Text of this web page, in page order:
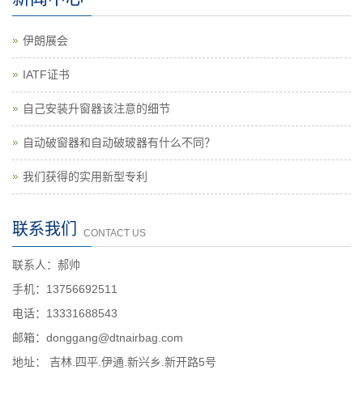
伊朗展会
IATF证书
自己安装升窗器该注意的细节
自动破窗器和自动破玻器有什么不同？
我们获得的实用新型专利
联系人：郝帅
手机：13756692511
电话：13331688543
邮箱：donggang@dtnairbag.com
地址： 吉林.四平.伊通.新兴乡.新开路5号